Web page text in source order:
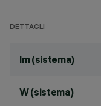
DETTAGLI
lm (sistema)
W (sistema)